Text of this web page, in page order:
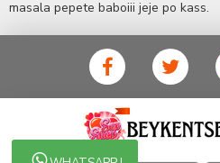
mağazalardan biri olması, müşteri
planda tutan yaklaşımcı ve yenilikçi
konusundaki becerileri ile kendisine
ve kalıcı bir yer edinmiştir.
masala pepete baboiii jeje po kass.